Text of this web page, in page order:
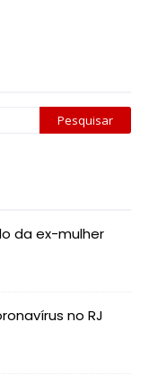
da ex-mulher
no RJ